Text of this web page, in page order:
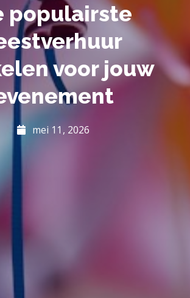
populairste
voor jouw
mei 11, 2026